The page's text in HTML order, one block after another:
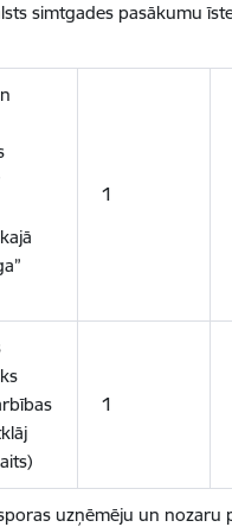
simtgades pasākumu
1
1
uzņēmēju un nozaru